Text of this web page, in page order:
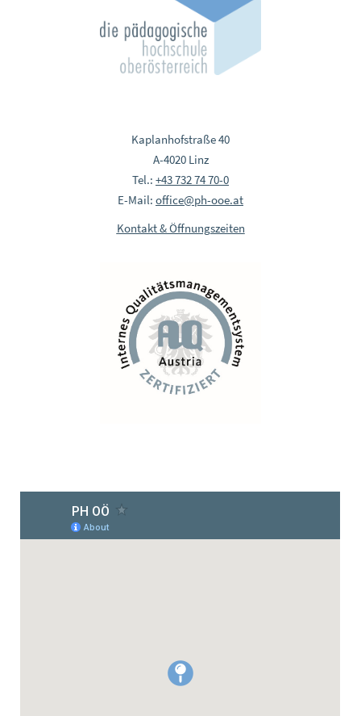
Kaplanhofstraße 40
A-4020 Linz
Tel.: +43 732 74 70-0
E-Mail: office@ph-ooe.at
Kontakt & Öffnungszeiten